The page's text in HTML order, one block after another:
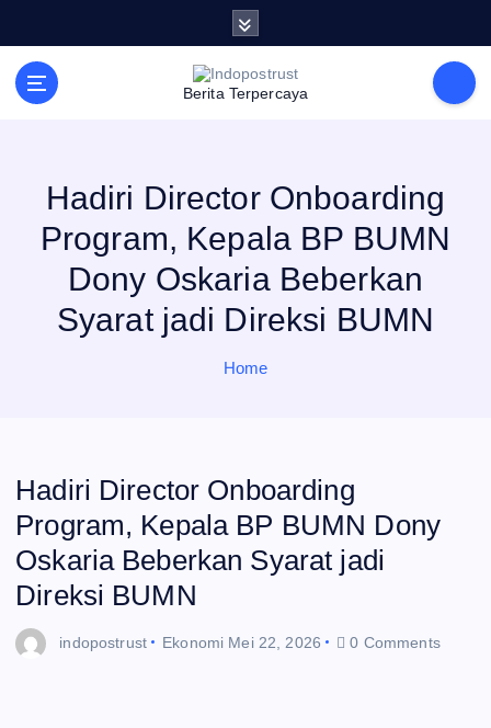
i
Berita Terpercaya
Hadiri Director Onboarding
Program, Kepala BP BUMN
Dony Oskaria Beberkan
Syarat jadi Direksi BUMN
Home
Hadiri Director Onboarding
Program, Kepala BP BUMN Dony
Oskaria Beberkan Syarat jadi
Direksi BUMN
indopostrust Ekonomi Mei 22, 2026 0 Comments